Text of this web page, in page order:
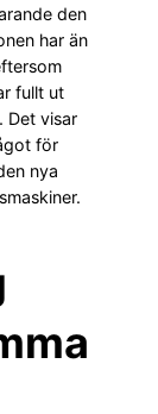
den
har än
fullt ut
Det visar
för
nya